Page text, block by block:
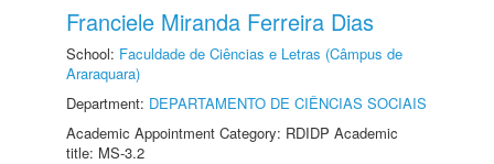
Franciele Miranda Ferreira Dias
School: Faculdade de Ciências e Letras (Câmpus de
Araraquara)
Department: DEPARTAMENTO DE CIÊNCIAS SOCIAIS
Academic Appointment Category: RDIDP Academic
title: MS-3.2